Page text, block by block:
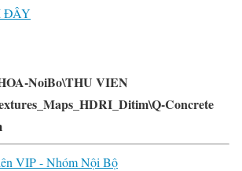
ĐÂY
NoiBo\THU VIEN
Concrete
VIP - Nhóm Nội Bộ